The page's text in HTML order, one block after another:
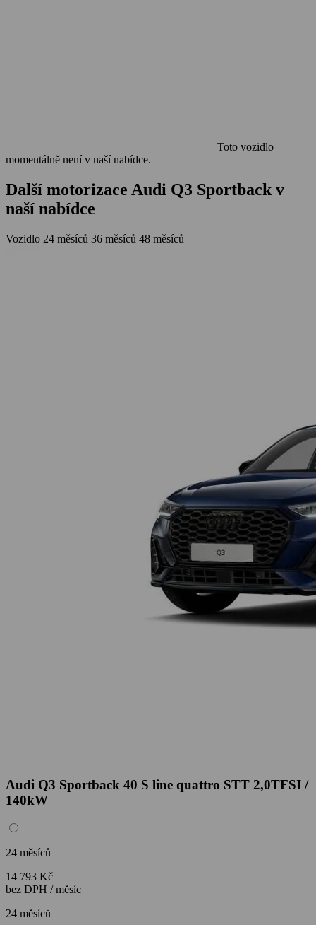
Toto vozidlo
momentálně není v naší nabídce.
Další motorizace Audi Q3 Sportback v
naší nabídce
Vozidlo 24 měsíců 36 měsíců 48 měsíců
Audi Q3 Sportback 40 S line quattro STT 2,0TFSI /
140kW
24 měsíců
14 793 Kč
bez DPH / měsíc
24 měsíců